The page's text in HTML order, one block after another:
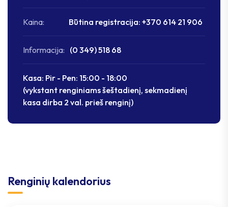
Kaina: Būtina registracija: +370 614 21 906
Informacija: (0 349) 518 68
Kasa: Pir - Pen: 15:00 - 18:00
(vykstant renginiams šeštadienį, sekmadienį
kasa dirba 2 val. prieš renginį)
Renginių kalendorius